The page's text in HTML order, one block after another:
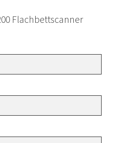
Flachbettscanner